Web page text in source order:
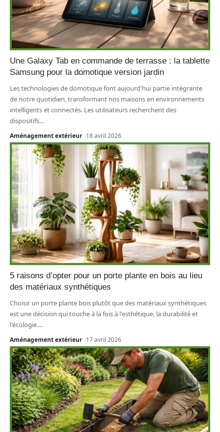
Une Galaxy Tab en commande de terrasse : la tablette
Samsung pour la domotique version jardin
Les technologies de domotique font aujourd'hui partie intégrante
de notre quotidien, transformant nos maisons en environnements
intelligents et connectés. Les utilisateurs recherchent des
dispositifs…
Aménagement extérieur 18 avril 2026
5 raisons d’opter pour un porte plante en bois au lieu
des matériaux synthétiques
Choisir un porte plante bois plutôt que des matériaux synthétiques
est une décision qui touche à la fois à l'esthétique, la durabilité et
l'écologie.…
Aménagement extérieur 17 avril 2026